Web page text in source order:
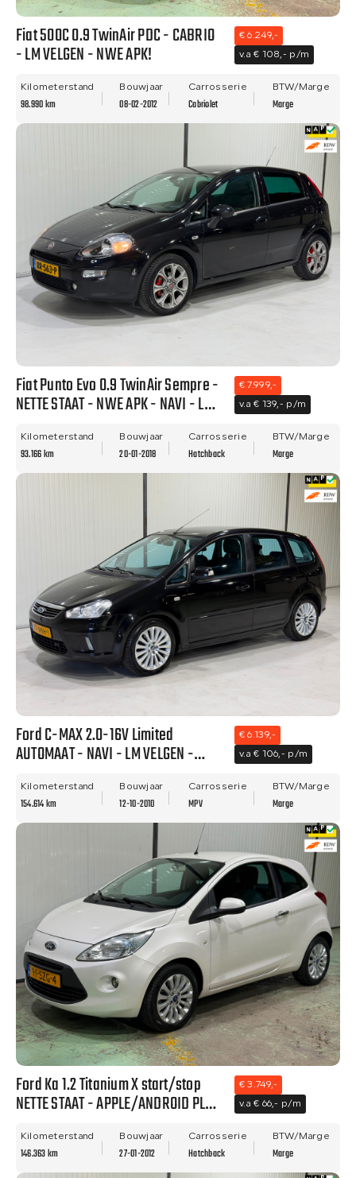
Fiat 500C 0.9 TwinAir PDC - CABRIO
- LM VELGEN - NWE APK!
€ 6.249,-
v.a € 108,- p/m
Kilometerstand
98.990 km
Bouwjaar
08-02-2012
Carrosserie
Cabriolet
BTW/Marge
Marge
Fiat Punto Evo 0.9 TwinAir Sempre -
NETTE STAAT - NWE APK - NAVI - LM
€ 7.999,-
v.a € 139,- p/m
Kilometerstand
93.166 km
Bouwjaar
20-01-2018
Carrosserie
Hatchback
BTW/Marge
Marge
Ford C-MAX 2.0-16V Limited
AUTOMAAT - NAVI - LM VELGEN -
€ 6.139,-
v.a € 106,- p/m
Kilometerstand
154.614 km
Bouwjaar
12-10-2010
Carrosserie
MPV
BTW/Marge
Marge
Ford Ka 1.2 Titanium X start/stop
NETTE STAAT - APPLE/ANDROID PLAY
€ 3.749,-
v.a € 66,- p/m
Kilometerstand
146.363 km
Bouwjaar
27-01-2012
Carrosserie
Hatchback
BTW/Marge
Marge